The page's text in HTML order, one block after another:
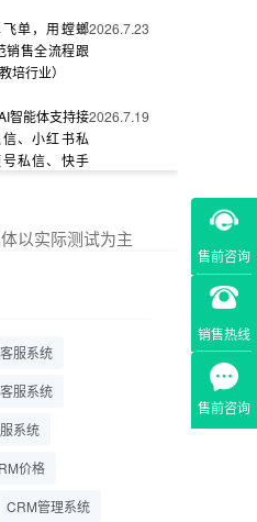
售前咨询
销售热线
售前咨询
单，用螳螂
销售全流程跟
培行业）
2026.7.23
智能体支持接
、小红书私
私信、快手
2026.7.19
为K12/职业
技销售AI智能
系统企微
系统企微工2026.7.14
以实际测试为主
服系统
服系统
系统
价格
CRM管理系统